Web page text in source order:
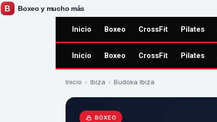
Inicio Boxeo CrossFit Pilates
Inicio Boxeo CrossFit Pilates
Inicio › Ibiza › Budoka Ibiza
BOXEO